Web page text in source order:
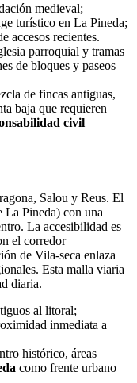
medieval;
turístico en La Pineda;
accesos recientes.
parroquial y tramas
de bloques y paseos
de fincas antiguas,
baja que requieren
civil
Salou y Reus. El
Pineda) con una
La accesibilidad es
el corredor
de Vila-seca enlaza
Esta malla viaria
diaria.
al litoral;
inmediata a
histórico, áreas
como frente urbano